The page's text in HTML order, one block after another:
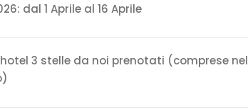
dal 1 Aprile al 16 Aprile
3 stelle da noi prenotati (comprese nel